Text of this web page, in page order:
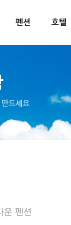
펜션 호텔
드세요
운 펜션